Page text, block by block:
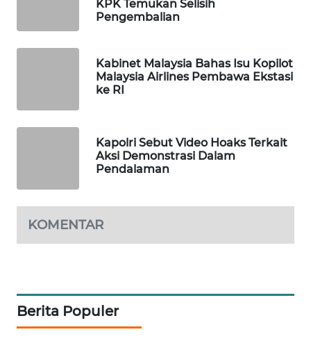
KPK Temukan Selisih
Pengembalian
Kabinet Malaysia Bahas Isu Kopilot
Malaysia Airlines Pembawa Ekstasi
ke RI
Kapolri Sebut Video Hoaks Terkait
Aksi Demonstrasi Dalam
Pendalaman
KOMENTAR
Berita Populer
INFRASTRUKTUR
WAHANA
TRAVEL
WAHANA
WAHANANEWS
ID